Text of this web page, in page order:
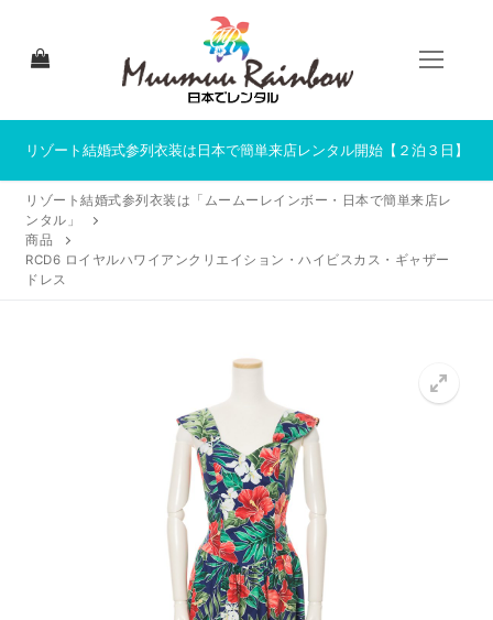
ツ
ス
リゾート結婚式参列衣装は日本で簡単来店レンタル開始【２泊３日】
HOME
来店レンタルについて
来店レンタル商品一覧
お客様の声
アクセス
お問い合わせ
リゾート結婚式参列衣装は「ムームーレインボー・日本で簡単来店レ
ンタル」
商品
RCD6 ロイヤルハワイアンクリエイション・ハイビスカス・ギャザー
ドレス